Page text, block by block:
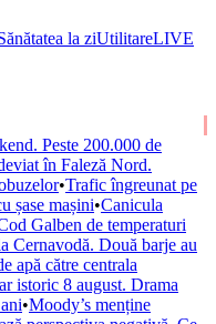
la ziUtilitareLIVE
Peste 200.000 de
în Faleză Nord.
•Trafic îngreunat pe
șase mașini•Canicula
Galben de temperaturi
Cernavodă. Două barje au
apă către centrala
istoric 8 august. Drama
•Moody’s menține